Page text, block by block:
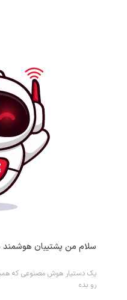
سلام من پشتیبان
یک دستیار هوش مصنوعی که
رو بده